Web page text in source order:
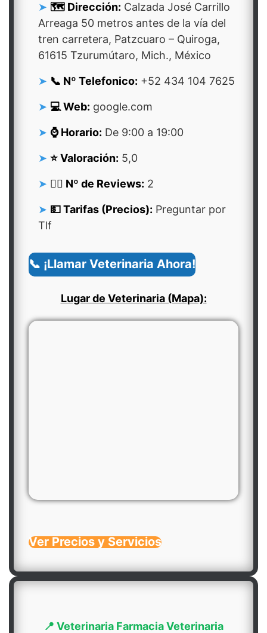
🗺️ Dirección: Calzada José Carrillo
Arreaga 50 metros antes de la vía del
tren carretera, Patzcuaro – Quiroga,
61615 Tzurumútaro, Mich., México
📞 Nº Telefonico: +52 434 104 7625
💻 Web: google.com
⌚ Horario: De 9:00 a 19:00
⭐ Valoración: 5,0
👍🏻 Nº de Reviews: 2
💵 Tarifas (Precios): Preguntar por
Tlf
📞 ¡Llamar Veterinaria Ahora!
Lugar de Veterinaria (Mapa):
Ver Precios y Servicios
📍 Veterinaria Farmacia Veterinaria